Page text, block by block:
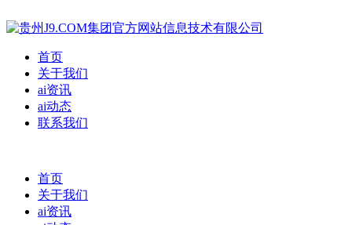
首页
关于我们
ai资讯
ai动态
联系我们
首页
关于我们
ai资讯